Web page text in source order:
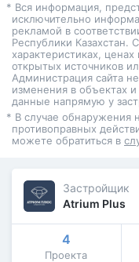
* Вся информация,
исключительно
рекламой в
Республики Казахстан.
характеристиках,
открытых источников
Администрация сайта
изменения в объектах
данные напрямую у
* В случае обнаружения
противоправных
можете обратиться в
Застройщик
Atrium Plus
4
Проекта